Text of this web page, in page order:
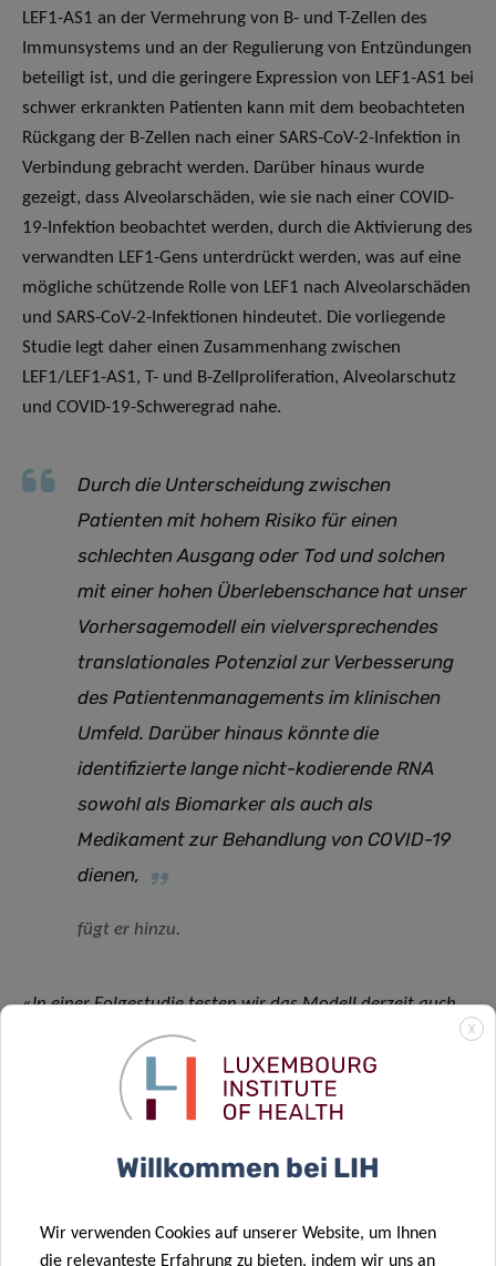
LEF1-AS1 an der Vermehrung von B- und T-Zellen des
Immunsystems und an der Regulierung von Entzündungen
beteiligt ist, und die geringere Expression von LEF1-AS1 bei
schwer erkrankten Patienten kann mit dem beobachteten
Rückgang der B-Zellen nach einer SARS-CoV-2-Infektion in
Verbindung gebracht werden. Darüber hinaus wurde
gezeigt, dass Alveolarschäden, wie sie nach einer COVID-
19-Infektion beobachtet werden, durch die Aktivierung des
verwandten LEF1-Gens unterdrückt werden, was auf eine
mögliche schützende Rolle von LEF1 nach Alveolarschäden
und SARS-CoV-2-Infektionen hindeutet. Die vorliegende
Studie legt daher einen Zusammenhang zwischen
LEF1/LEF1-AS1, T- und B-Zellproliferation, Alveolarschutz
und COVID-19-Schweregrad nahe.
Durch die Unterscheidung zwischen
Patienten mit hohem Risiko für einen
schlechten Ausgang oder Tod und solchen
mit einer hohen Überlebenschance hat unser
Vorhersagemodell ein vielversprechendes
translationales Potenzial zur Verbesserung
des Patientenmanagements im klinischen
Umfeld. Darüber hinaus könnte die
identifizierte lange nicht-kodierende RNA
sowohl als Biomarker als auch als
Medikament zur Behandlung von COVID-19
dienen,
fügt er hinzu.
«In einer Folgestudie testen wir das Modell derzeit auch
auf seine Fähigkeit, Long COVID vorauszusagen,
insbesondere in der luxemburgischen COVALUX-Kohorte
of a long noncoding RNA-based machine learning model to
wurde, kannhier abgerufen werden.
X
Willkommen bei LIH
Wir verwenden Cookies auf unserer Website, um Ihnen
die relevanteste Erfahrung zu bieten, indem wir uns an